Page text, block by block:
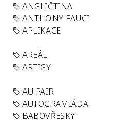
ANGLIČTINA
ANTHONY FAUCI
APLIKACE
AREÁL
ARTIGY
AU PAIR
AUTOGRAMIÁDA
BABOVŘESKY